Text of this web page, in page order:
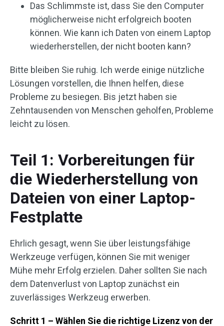
Das Schlimmste ist, dass Sie den Computer
möglicherweise nicht erfolgreich booten
können. Wie kann ich Daten von einem Laptop
wiederherstellen, der nicht booten kann?
Bitte bleiben Sie ruhig. Ich werde einige nützliche
Lösungen vorstellen, die Ihnen helfen, diese
Probleme zu besiegen. Bis jetzt haben sie
Zehntausenden von Menschen geholfen, Probleme
leicht zu lösen.
Teil 1: Vorbereitungen für
die Wiederherstellung von
Dateien von einer Laptop-
Festplatte
Ehrlich gesagt, wenn Sie über leistungsfähige
Werkzeuge verfügen, können Sie mit weniger
Mühe mehr Erfolg erzielen. Daher sollten Sie nach
dem Datenverlust von Laptop zunächst ein
zuverlässiges Werkzeug erwerben.
Schritt 1 – Wählen Sie die richtige Lizenz von der